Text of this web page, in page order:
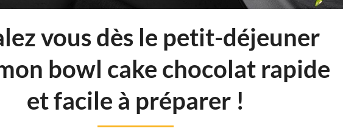
vous dès le petit-déjeuner
bowl cake chocolat rapide
et facile à préparer !